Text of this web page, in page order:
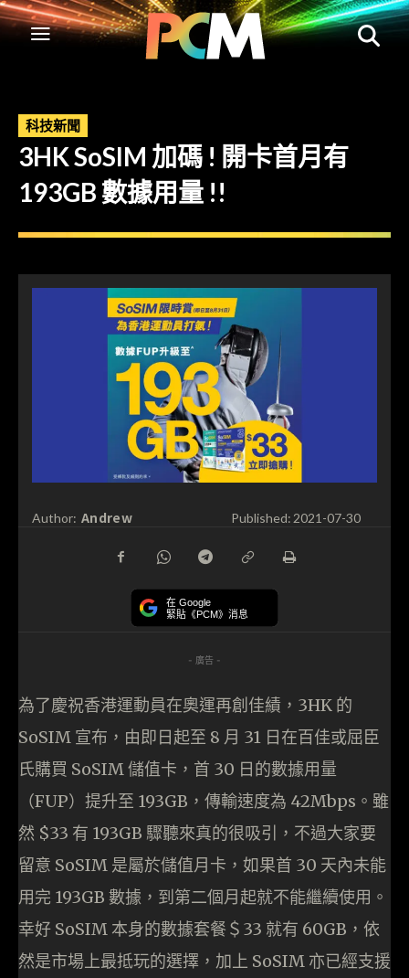
科技新聞
3HK SoSIM 加碼 ! 開卡首月有
193GB 數據用量 !!
Author: Andrew Published: 2021-07-30
在 Google
緊貼《PCM》消息
- 廣告 -
為了慶祝香港運動員在奧運再創佳績，3HK 的
SoSIM 宣布，由即日起至 8 月 31 日在百佳或屈臣
氏購買 SoSIM 儲值卡，首 30 日的數據用量
（FUP）提升至 193GB，傳輸速度為 42Mbps。雖
然 $33 有 193GB 驟聽來真的很吸引，不過大家要
留意 SoSIM 是屬於儲值月卡，如果首 30 天內未能
用完 193GB 數據，到第二個月起就不能繼續使用。
幸好 SoSIM 本身的數據套餐＄33 就有 60GB，依
然是市場上最抵玩的選擇，加上 SoSIM 亦已經支援